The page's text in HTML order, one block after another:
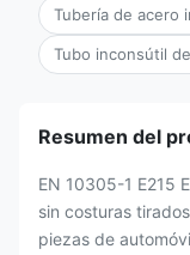
Tubería de acero
Tubo inconsútil
Resumen del
EN 10305-1 E215
sin costuras
piezas de